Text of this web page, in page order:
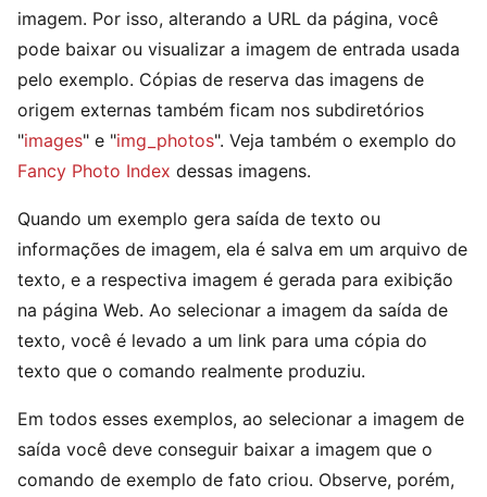
imagem. Por isso, alterando a URL da página, você
pode baixar ou visualizar a imagem de entrada usada
pelo exemplo. Cópias de reserva das imagens de
origem externas também ficam nos subdiretórios
"images" e "img_photos". Veja também o exemplo do
Fancy Photo Index dessas imagens.
Quando um exemplo gera saída de texto ou
informações de imagem, ela é salva em um arquivo de
texto, e a respectiva imagem é gerada para exibição
na página Web. Ao selecionar a imagem da saída de
texto, você é levado a um link para uma cópia do
texto que o comando realmente produziu.
Em todos esses exemplos, ao selecionar a imagem de
saída você deve conseguir baixar a imagem que o
comando de exemplo de fato criou. Observe, porém,